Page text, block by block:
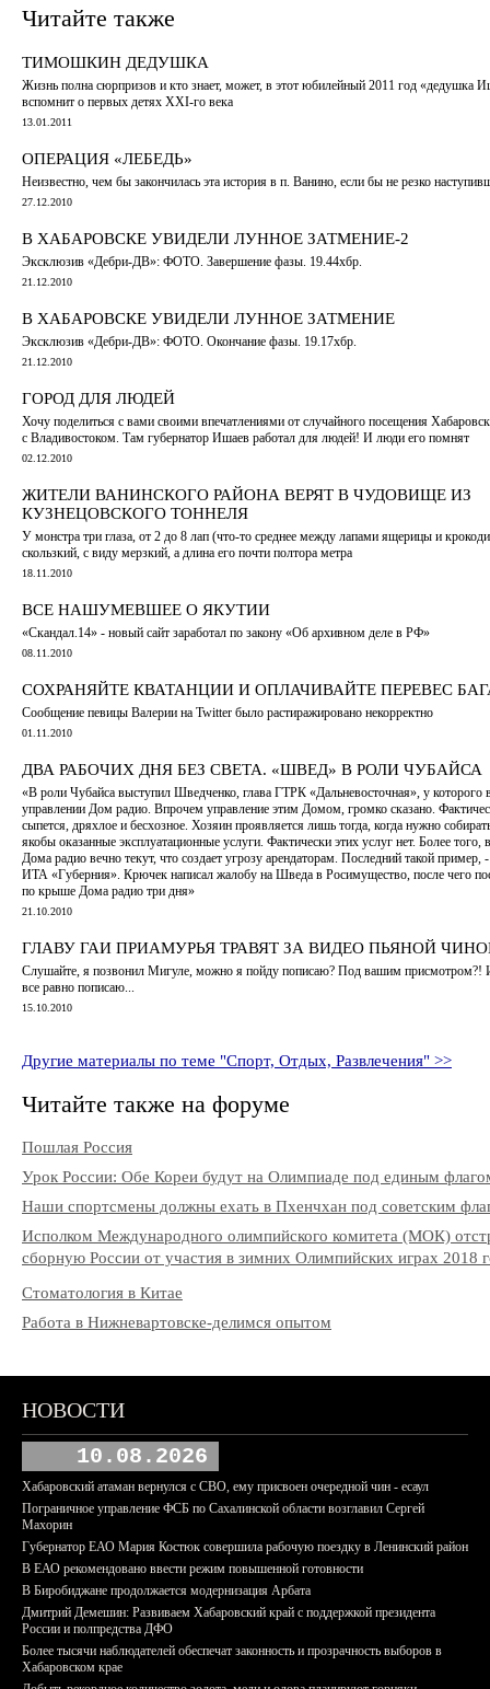
Читайте также
ТИМОШКИН ДЕДУШКА
Жизнь полна сюрпризов и кто знает, может, в этот юбилейный 2011 год «дедушка
вспомнит о первых детях XXI-го века
13.01.2011
ОПЕРАЦИЯ «ЛЕБЕДЬ»
Неизвестно, чем бы закончилась эта история в п. Ванино, если бы не резко
27.12.2010
В ХАБАРОВСКЕ УВИДЕЛИ ЛУННОЕ ЗАТМЕНИЕ-2
Эксклюзив «Дебри-ДВ»: ФОТО. Завершение фазы. 19.44хбр.
21.12.2010
В ХАБАРОВСКЕ УВИДЕЛИ ЛУННОЕ ЗАТМЕНИЕ
Эксклюзив «Дебри-ДВ»: ФОТО. Окончание фазы. 19.17хбр.
21.12.2010
ГОРОД ДЛЯ ЛЮДЕЙ
Хочу поделиться с вами своими впечатлениями от случайного посещения
с Владивостоком. Там губернатор Ишаев работал для людей! И люди его помнят
02.12.2010
ЖИТЕЛИ ВАНИНСКОГО РАЙОНА ВЕРЯТ В ЧУДОВИЩЕ ИЗ
КУЗНЕЦОВСКОГО ТОННЕЛЯ
У монстра три глаза, от 2 до 8 лап (что-то среднее между лапами ящерицы и
скользкий, с виду мерзкий, а длина его почти полтора метра
18.11.2010
ВСЕ НАШУМЕВШЕЕ О ЯКУТИИ
«Скандал.14» - новый сайт заработал по закону «Об архивном деле в РФ»
08.11.2010
СОХРАНЯЙТЕ КВАТАНЦИИ И ОПЛАЧИВАЙТЕ ПЕРЕВЕС
Cообщение певицы Валерии на Twitter было растиражировано некорректно
01.11.2010
ДВА РАБОЧИХ ДНЯ БЕЗ СВЕТА. «ШВЕД» В РОЛИ ЧУБАЙСА
«В роли Чубайса выступил Шведченко, глава ГТРК «Дальневосточная», у которого
управлении Дом радио. Впрочем управление этим Домом, громко сказано.
сыпется, дряхлое и бесхозное. Хозяин проявляется лишь тогда, когда нужно
якобы оказанные эксплуатационные услуги. Фактически этих услуг нет. Более того,
Дома радио вечно текут, что создает угрозу арендаторам. Последний такой пример, -
ИТА «Губерния». Крючек написал жалобу на Шведа в Росимущество, после чего
по крыше Дома радио три дня»
21.10.2010
ГЛАВУ ГАИ ПРИАМУРЬЯ ТРАВЯТ ЗА ВИДЕО ПЬЯНОЙ
Слушайте, я позвонил Мигуле, можно я пойду пописаю? Под вашим присмотром?!
все равно пописаю...
15.10.2010
Другие материалы по теме "Спорт, Отдых, Развлечения" >>
Читайте также на форуме
Пошлая Россия
Урок России: Обе Кореи будут на Олимпиаде под единым
Наши спортсмены должны ехать в Пхенчхан под советским
Исполком Международного олимпийского комитета (МОК)
сборную России от участия в зимних Олимпийских играх 2018
Стоматология в Китае
Работа в Нижневартовске-делимся опытом
НОВОСТИ
10.08.2026
Хабаровский атаман вернулся с СВО, ему присвоен очередной чин - есаул
Пограничное управление ФСБ по Сахалинской области возглавил Сергей
Махорин
Губернатор ЕАО Мария Костюк совершила рабочую поездку в Ленинский район
В ЕАО рекомендовано ввести режим повышенной готовности
В Биробиджане продолжается модернизация Арбата
Дмитрий Демешин: Развиваем Хабаровский край с поддержкой президента
России и полпредства ДФО
Более тысячи наблюдателей обеспечат законность и прозрачность выборов в
Хабаровском крае